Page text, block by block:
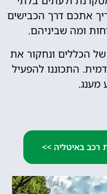
אתכם דרך הכבישים
ומה שביניהם.
הכללים ונחקור את
התכוננו להפעיל
מענג.
רכב באיטליה >>